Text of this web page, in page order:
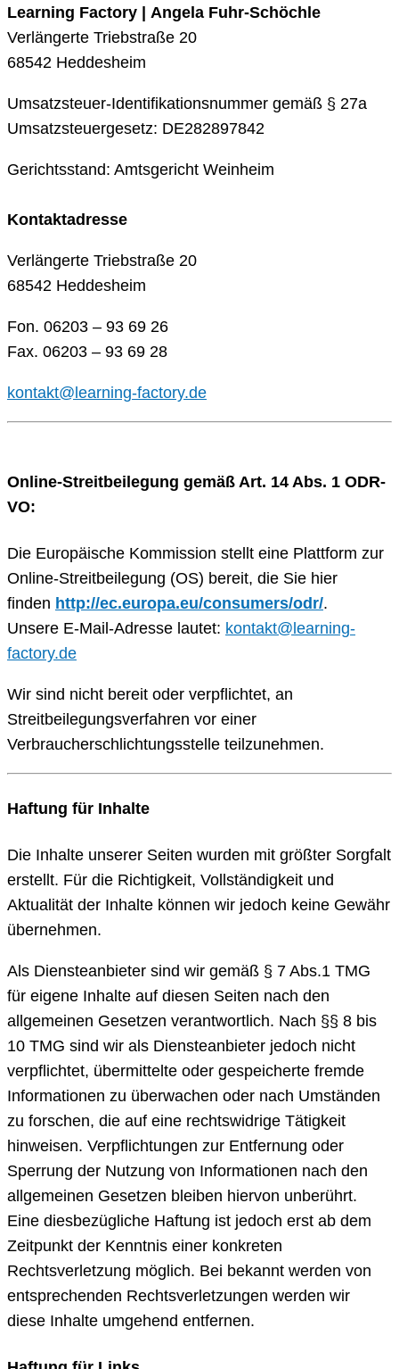
Learning Factory | Angela Fuhr-Schöchle
Verlängerte Triebstraße 20
68542 Heddesheim
Umsatzsteuer-Identifikationsnummer gemäß § 27a
Umsatzsteuergesetz: DE282897842
Gerichtsstand: Amtsgericht Weinheim
Kontaktadresse
Verlängerte Triebstraße 20
68542 Heddesheim
Fon. 06203 – 93 69 26
Fax. 06203 – 93 69 28
kontakt@learning-factory.de
Online-Streitbeilegung gemäß Art. 14 Abs. 1 ODR-
VO:
Die Europäische Kommission stellt eine Plattform zur
Online-Streitbeilegung (OS) bereit, die Sie hier
finden http://ec.europa.eu/consumers/odr/.
Unsere E-Mail-Adresse lautet: kontakt@learning-
factory.de
Wir sind nicht bereit oder verpflichtet, an
Streitbeilegungsverfahren vor einer
Verbraucherschlichtungsstelle teilzunehmen.
Haftung für Inhalte
Die Inhalte unserer Seiten wurden mit größter Sorgfalt
erstellt. Für die Richtigkeit, Vollständigkeit und
Aktualität der Inhalte können wir jedoch keine Gewähr
übernehmen.
Als Diensteanbieter sind wir gemäß § 7 Abs.1 TMG
für eigene Inhalte auf diesen Seiten nach den
allgemeinen Gesetzen verantwortlich. Nach §§ 8 bis
10 TMG sind wir als Diensteanbieter jedoch nicht
verpflichtet, übermittelte oder gespeicherte fremde
Informationen zu überwachen oder nach Umständen
zu forschen, die auf eine rechtswidrige Tätigkeit
hinweisen. Verpflichtungen zur Entfernung oder
Sperrung der Nutzung von Informationen nach den
allgemeinen Gesetzen bleiben hiervon unberührt.
Eine diesbezügliche Haftung ist jedoch erst ab dem
Zeitpunkt der Kenntnis einer konkreten
Rechtsverletzung möglich. Bei bekannt werden von
entsprechenden Rechtsverletzungen werden wir
diese Inhalte umgehend entfernen.